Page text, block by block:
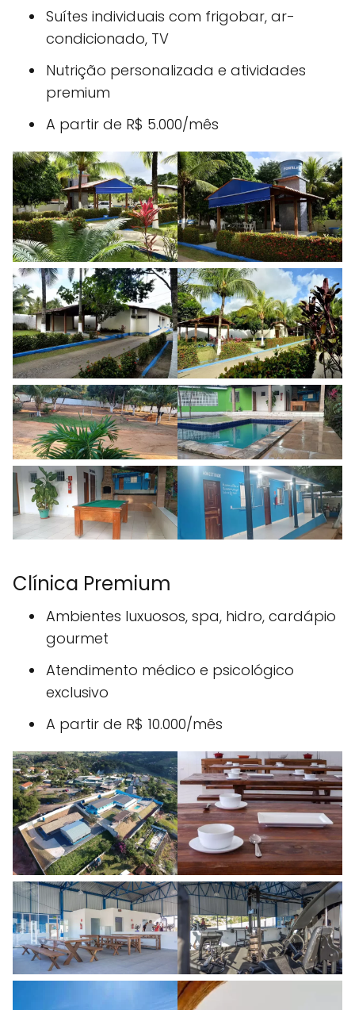
Suítes individuais com frigobar, ar-
condicionado, TV
Nutrição personalizada e atividades
premium
A partir de R$ 5.000/mês
Clínica Premium
Ambientes luxuosos, spa, hidro, cardápio
gourmet
Atendimento médico e psicológico
exclusivo
A partir de R$ 10.000/mês